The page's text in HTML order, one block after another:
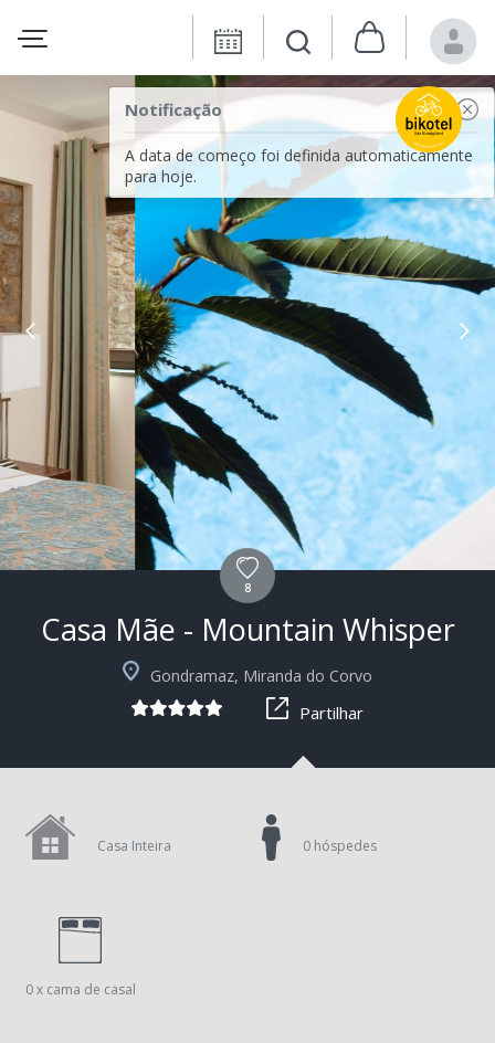
Notificação
A data de começo foi definida automaticamente
para hoje.
8
Casa Mãe - Mountain Whisper
Gondramaz, Miranda do Corvo
Partilhar
Casa Inteira
0 x cama de casal
0 hóspedes